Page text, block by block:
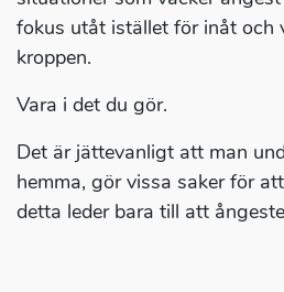
fokus utåt istället för inåt och
kroppen.
Vara i det du gör.
Det är jättevanligt att man
hemma, gör vissa saker för
detta leder bara till att